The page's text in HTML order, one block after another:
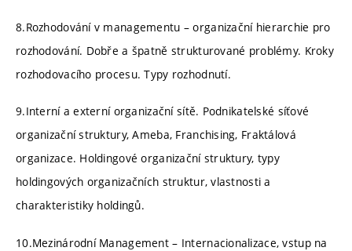
8.Rozhodování v managementu – organizační hierarchie pro
rozhodování. Dobře a špatně strukturované problémy. Kroky
rozhodovacího procesu. Typy rozhodnutí.
9.Interní a externí organizační sítě. Podnikatelské síťové
organizační struktury, Ameba, Franchising, Fraktálová
organizace. Holdingové organizační struktury, typy
holdingových organizačních struktur, vlastnosti a
charakteristiky holdingů.
10.Mezinárodní Management – Internacionalizace, vstup na